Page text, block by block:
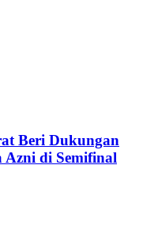
Beri Dukungan
Azni di Semifinal